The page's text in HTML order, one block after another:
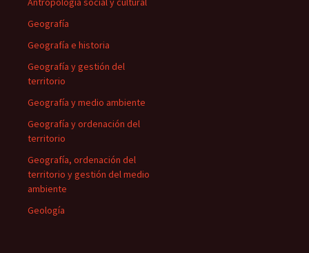
Geografía
Geografía e historia
Geografía y gestión del
territorio
Geografía y medio ambiente
Geografía y ordenación del
territorio
Geografía, ordenación del
territorio y gestión del medio
ambiente
Geología